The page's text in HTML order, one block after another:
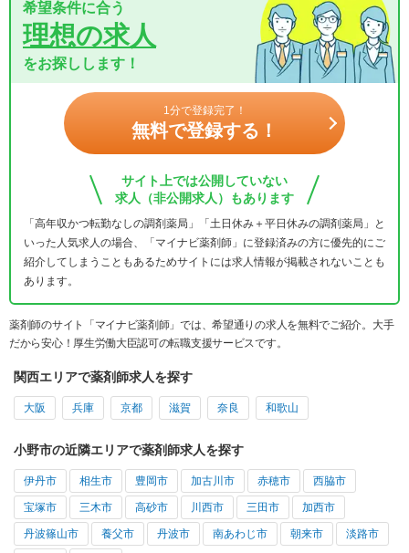
希望条件に合う
理想の求人
をお探しします！
1分で登録完了！
無料で登録する！
サイト上では公開していない
求人（非公開求人）もあります
「高年収かつ転勤なしの調剤薬局」「土日休み＋平日休みの調剤薬局」と
いった人気求人の場合、「マイナビ薬剤師」に登録済みの方に優先的にご
紹介してしまうこともあるためサイトには求人情報が掲載されないことも
あります。
薬剤師のサイト「マイナビ薬剤師」では、希望通りの求人を無料でご紹介。大手
だから安心！厚生労働大臣認可の転職支援サービスです。
関西エリアで薬剤師求人を探す
大阪 兵庫 京都 滋賀 奈良 和歌山
小野市の近隣エリアで薬剤師求人を探す
伊丹市 相生市 豊岡市 加古川市 赤穂市 西脇市
宝塚市 三木市 高砂市 川西市 三田市 加西市
丹波篠山市 養父市 丹波市 南あわじ市 朝来市 淡路市